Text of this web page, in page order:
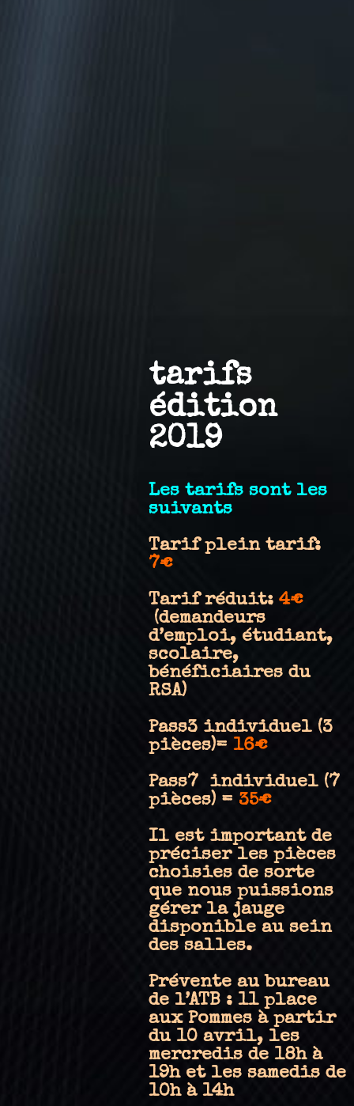
tarifs
édition
2019
Les tarifs sont les
suivants
Tarif plein tarif:
7€
Tarif réduit: 4€
(demandeurs
d’emploi, étudiant,
scolaire,
bénéficiaires du
RSA)
Pass3 individuel (3
pièces)= 16€
Pass7 individuel (7
pièces) = 35€
Il est important de
préciser les pièces
choisies de sorte
que nous puissions
gérer la jauge
disponible au sein
des salles.
Prévente au bureau
de l’ATB : 11 place
aux Pommes à partir
du 10 avril, les
mercredis de 18h à
19h et les samedis de
10h à 14h